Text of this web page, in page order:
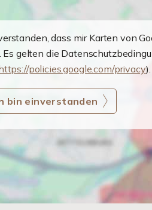
dass mir Karten von
gelten die
policies.google.com/privacy).
bin einverstanden